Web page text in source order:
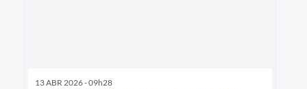
13 ABR 2026 - 09h28